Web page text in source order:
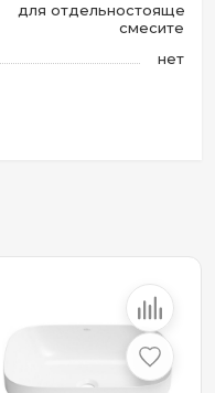
для отдельностоящего
смесителя
нет